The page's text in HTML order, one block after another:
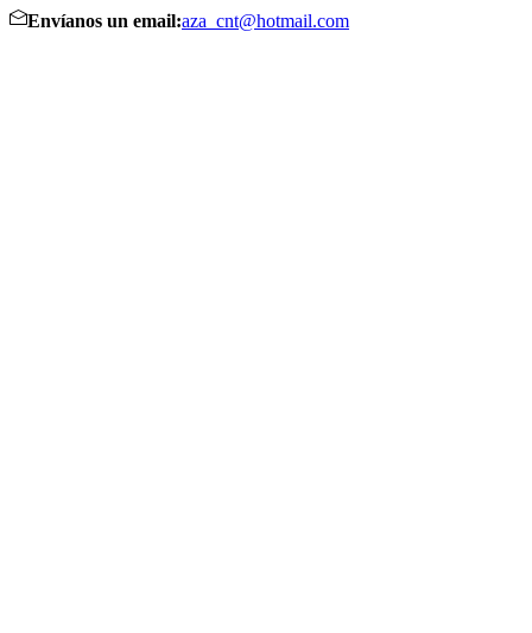
Envíanos un email:aza_cnt@hotmail.com